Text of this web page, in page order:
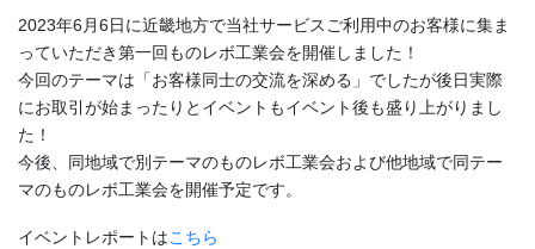
2023年6月6日に近畿地方で当社サービスご利用中のお客様に集ま
っていただき第一回ものレボ工業会を開催しました！
今回のテーマは「お客様同士の交流を深める」でしたが後日実際
にお取引が始まったりとイベントもイベント後も盛り上がりまし
た！
今後、同地域で別テーマのものレボ工業会および他地域で同テー
マのものレボ工業会を開催予定です。
イベントレポートはこちら